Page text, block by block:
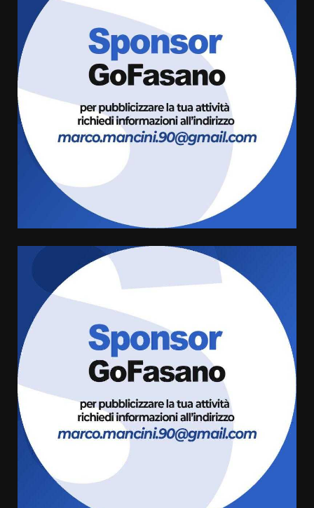
La Banda Città di Fasano apre
ufficialmente la Festa di
8 Agosto 2026 11:00
Savelletri in festa, domani sera
grande spettacolo con Uccio De
Santis
Politiche Giovanili e Mobilità
Sostenibile: premiati gli studenti
universitari del bando “La strada
giusta”
8 Agosto 2026 07:15
“I Contestatori: Musica di
Rivoluzione”: nuovo
appuntamento con “Fasano in
Banda”
7 Agosto 2026 06:05
US Fasano, Scianaro: “Profonda
amarezza per esclusione dal
campionato di calcio”
7 Agosto 2026 06:00